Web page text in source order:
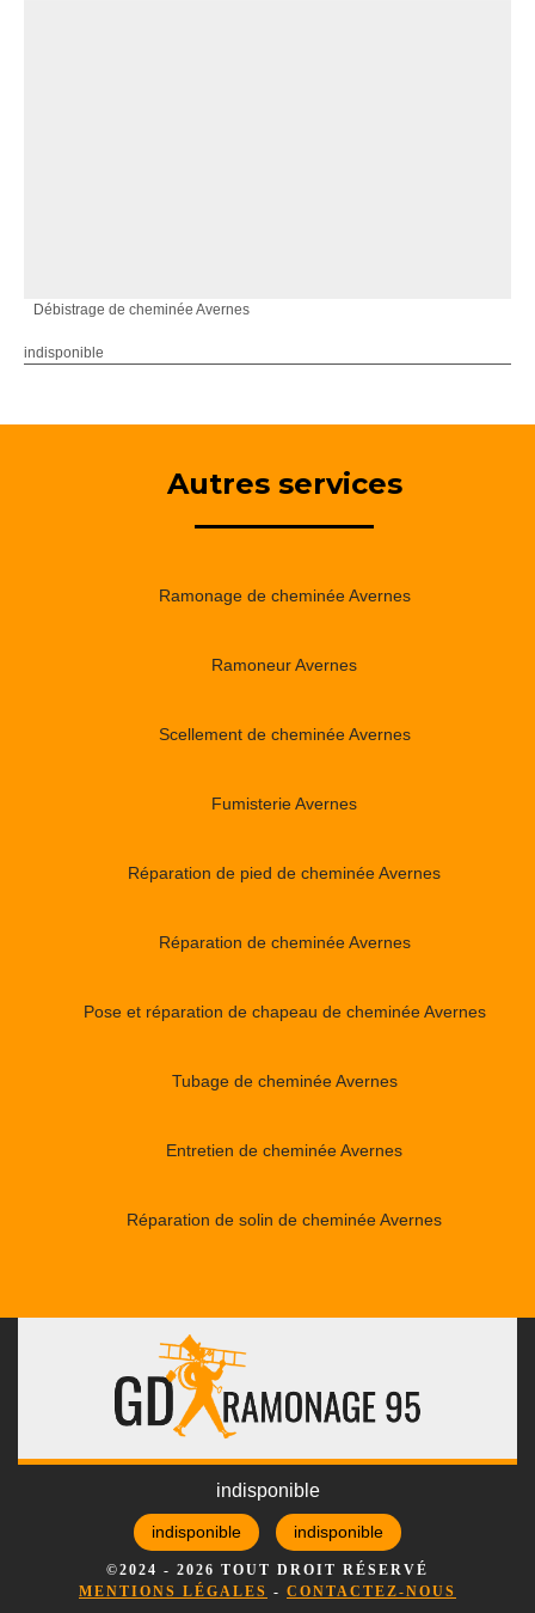
Débistrage de cheminée Avernes
indisponible
Autres services
Ramonage de cheminée Avernes
Ramoneur Avernes
Scellement de cheminée Avernes
Fumisterie Avernes
Réparation de pied de cheminée Avernes
Réparation de cheminée Avernes
Pose et réparation de chapeau de cheminée Avernes
Tubage de cheminée Avernes
Entretien de cheminée Avernes
Réparation de solin de cheminée Avernes
indisponible
indisponible indisponible
©2024 - 2026 TOUT DROIT RÉSERVÉ
MENTIONS LÉGALES - CONTACTEZ-NOUS